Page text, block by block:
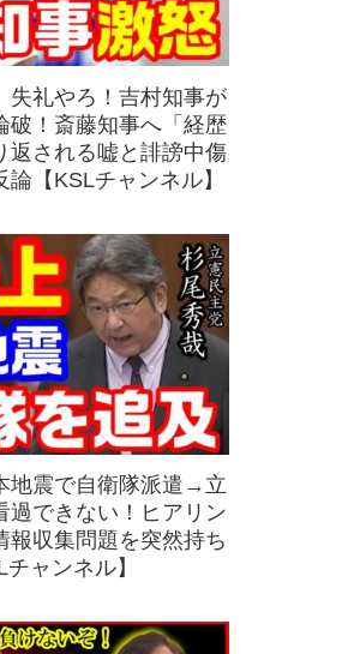
失礼やろ！吉村知事が
破！斎藤知事へ「経歴
返される嘘と誹謗中傷
【KSLチャンネル】
地震で自衛隊派遣→立
過できない！ヒアリン
報収集問題を突然持ち
ャンネル】